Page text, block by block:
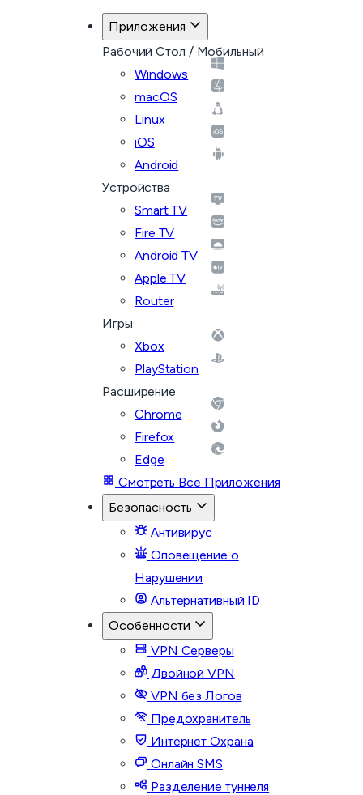
Приложения
Рабочий Стол / Мобильный
Windows
macOS
Linux
iOS
Android
Устройства
Smart TV
Fire TV
Android TV
Apple TV
Router
Игры
Xbox
PlayStation
Расширение
Chrome
Firefox
Edge
Смотреть Все Приложения
Безопасность
Антивирус
Оповещение о
Нарушении
Альтернативный ID
Особенности
VPN Серверы
Двойной VPN
VPN без Логов
Предохранитель
Интернет Охрана
Онлайн SMS
Разделение туннеля